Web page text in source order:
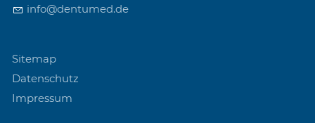
info@dentumed.de
Sitemap
Datenschutz
Impressum